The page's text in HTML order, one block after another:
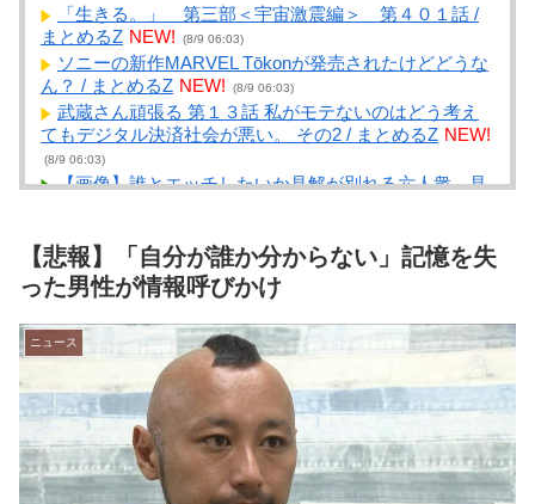
「生きる。」 第三部＜宇宙激震編＞ 第４０１話 /
まとめるZ NEW! (8/9 06:03)
ソニーの新作MARVEL Tōkonが発売されたけどどうな
ん？ / まとめるZ NEW! (8/9 06:03)
武蔵さん頑張る 第１３話 私がモテないのはどう考え
てもデジタル決済社会が悪い。 その2 / まとめるZ NEW!
(8/9 06:03)
【画像】誰とエッチしたいか見解が別れる六人衆、見
【悲報】高市首相、もはやマッサージを受けただけで
叩かれてしまう / NEWまとめサイトアンテナ！
(8/9 06:00)
昔の子育てって、どうやってやっていたんだろうと思
うこと / NEWまとめサイトアンテナ！
(8/9 05:57)
【スマホケース】ステッカーとか挟んでますか？【ク
リアタイプ】 / NEWまとめサイトアンテナ！
大学生ワイ、株で大儲けｗｗｗｗｗｗｗｗｗｗｗｗｗ
ｗｗｗｗｗｗｗｗｗｗ / NEWまとめサイトアンテナ！
NEW!
(8/9 05:50)
【悲報】「自分が誰か分からない」記憶を失
った男性が情報呼びかけ
ニュース